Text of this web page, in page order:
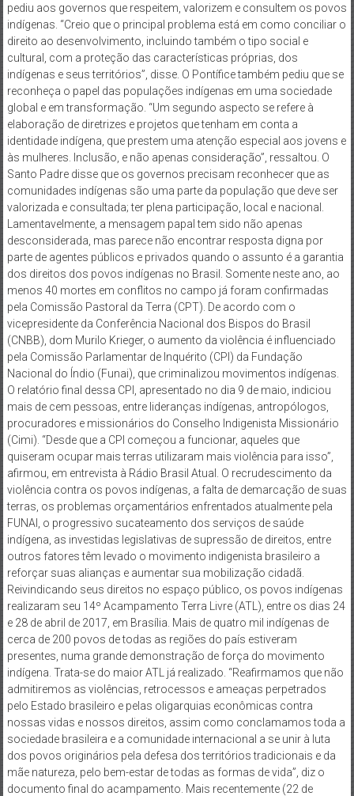
pediu aos governos que respeitem, valorizem e consultem os povos
indígenas. “Creio que o principal problema está em como conciliar o
direito ao desenvolvimento, incluindo também o tipo social e
cultural, com a proteção das características próprias, dos
indígenas e seus territórios”, disse. O Pontífice também pediu que se
reconheça o papel das populações indígenas em uma sociedade
global e em transformação. “Um segundo aspecto se refere à
elaboração de diretrizes e projetos que tenham em conta a
identidade indígena, que prestem uma atenção especial aos jovens e
às mulheres. Inclusão, e não apenas consideração”, ressaltou. O
Santo Padre disse que os governos precisam reconhecer que as
comunidades indígenas são uma parte da população que deve ser
valorizada e consultada; ter plena participação, local e nacional.
Lamentavelmente, a mensagem papal tem sido não apenas
desconsiderada, mas parece não encontrar resposta digna por
parte de agentes públicos e privados quando o assunto é a garantia
dos direitos dos povos indígenas no Brasil. Somente neste ano, ao
menos 40 mortes em conflitos no campo já foram confirmadas
pela Comissão Pastoral da Terra (CPT). De acordo com o
vicepresidente da Conferência Nacional dos Bispos do Brasil
(CNBB), dom Murilo Krieger, o aumento da violência é influenciado
pela Comissão Parlamentar de Inquérito (CPI) da Fundação
Nacional do Índio (Funai), que criminalizou movimentos indígenas.
O relatório final dessa CPI, apresentado no dia 9 de maio, indiciou
mais de cem pessoas, entre lideranças indígenas, antropólogos,
procuradores e missionários do Conselho Indigenista Missionário
(Cimi). “Desde que a CPI começou a funcionar, aqueles que
quiseram ocupar mais terras utilizaram mais violência para isso”,
afirmou, em entrevista à Rádio Brasil Atual. O recrudescimento da
violência contra os povos indígenas, a falta de demarcação de suas
terras, os problemas orçamentários enfrentados atualmente pela
FUNAI, o progressivo sucateamento dos serviços de saúde
indígena, as investidas legislativas de supressão de direitos, entre
outros fatores têm levado o movimento indigenista brasileiro a
reforçar suas alianças e aumentar sua mobilização cidadã.
Reivindicando seus direitos no espaço público, os povos indígenas
realizaram seu 14º Acampamento Terra Livre (ATL), entre os dias 24
e 28 de abril de 2017, em Brasília. Mais de quatro mil indígenas de
cerca de 200 povos de todas as regiões do país estiveram
presentes, numa grande demonstração de força do movimento
indígena. Trata-se do maior ATL já realizado. “Reafirmamos que não
admitiremos as violências, retrocessos e ameaças perpetrados
pelo Estado brasileiro e pelas oligarquias econômicas contra
nossas vidas e nossos direitos, assim como conclamamos toda a
sociedade brasileira e a comunidade internacional a se unir à luta
dos povos originários pela defesa dos territórios tradicionais e da
mãe natureza, pelo bem-estar de todas as formas de vida”, diz o
documento final do acampamento. Mais recentemente (22 de